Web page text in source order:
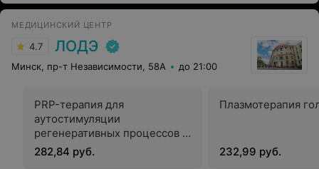
пониманием ...спасибо большое!
МЕДИЦИНСКИЙ ЦЕНТР
4.7 ЛОДЭ
Минск, пр-т Независимости, 58А до 21:00
PRP-терапия для
аутостимуляции
регенеративных процессов в
лечении хронических
атрофических состояний в
282,84 руб.
Плазмотерапия
232,99 руб.